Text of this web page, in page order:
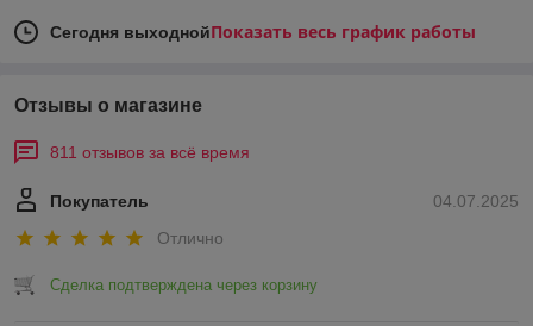
Сегодня выходнойПоказать весь график работы
Отзывы о магазине
811 отзывов за всё время
04.07.2025
Покупатель
Отлично
Сделка подтверждена через корзину